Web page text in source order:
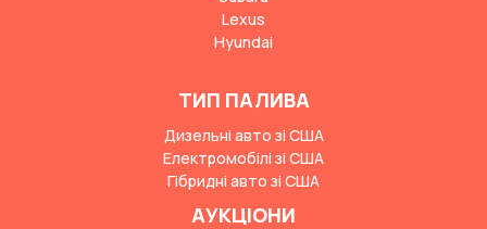
Lexus
Hyundai
ТИП ПАЛИВА
Дизельні авто зі США
Електромобілі зі США
Гібридні авто зі США
АУКЦІОНИ